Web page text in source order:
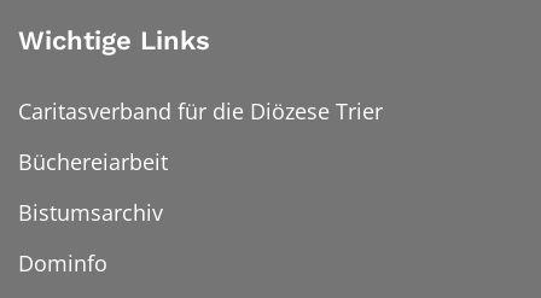
Wichtige Links
Caritasverband für die Diözese Trier
Büchereiarbeit
Bistumsarchiv
Dominfo